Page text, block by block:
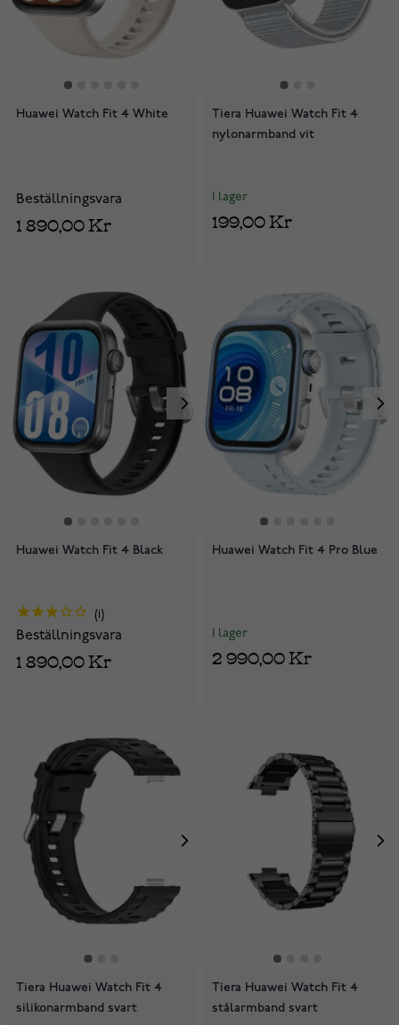
Huawei Watch Fit 4 White
Beställningsvara
1 890,00 Kr
Tiera Huawei Watch Fit 4
nylonarmband vit
I lager
199,00 Kr
Huawei Watch Fit 4 Black
Beställningsvara
1 890,00 Kr
Huawei Watch Fit 4 Pro Blue
I lager
2 990,00 Kr
Tiera Huawei Watch Fit 4
silikonarmband svart
Tiera Huawei Watch Fit 4
stålarmband svart